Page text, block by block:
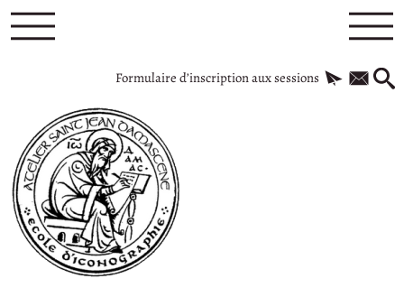
Formulaire d’inscription aux sessions